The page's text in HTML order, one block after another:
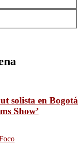
solista en Bogotá
Show’